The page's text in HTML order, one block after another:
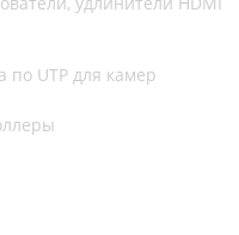
по UTP для камер